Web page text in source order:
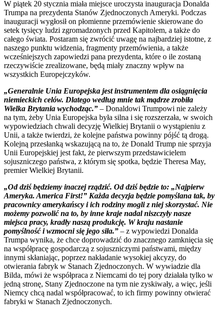
W piątek 20 stycznia miała miejsce uroczysta inauguracja Donalda
Trumpa na prezydenta Stanów Zjednoczonych Ameryki. Podczas
inauguracji wygłosił on płomienne przemówienie skierowane do
setek tysięcy ludzi zgromadzonych przed Kapitolem, a także do
całego świata. Postaram się zwrócić uwagę na najbardziej istotne, z
naszego punktu widzenia, fragmenty przemówienia, a także
wcześniejszych zapowiedzi pana prezydenta, które o ile zostaną
rzeczywiście zrealizowane, będą miały znaczny wpływ na
wszystkich Europejczyków.
„Generalnie Unia Europejska jest instrumentem dla osiągnięcia
niemieckich celów. Dlatego według mnie tak mądrze zrobiła
Wielka Brytania wychodząc.” – Donaldowi Trumpowi nie zależy
na tym, żeby Unia Europejska była silna i się rozszerzała, w swoich
wypowiedziach chwali decyzję Wielkiej Brytanii o wystąpieniu z
Unii, a także twierdzi, że kolejne państwa powinny pójść tą drogą.
Kolejną przesłanką wskazującą na to, że Donald Trump nie sprzyja
Unii Europejskiej jest fakt, że pierwszym przedstawicielem
sojuszniczego państwa, z którym się spotka, będzie Theresa May,
premier Wielkiej Brytanii.
„Od dziś będziemy inaczej rządzić. Od dziś będzie to: „Najpierw
Ameryka. America First!” Każda decyzja będzie pomyślana tak, by
pracownicy amerykańscy i ich rodziny mogli z niej skorzystać. Nie
możemy pozwolić na to, by inne kraje nadal niszczyły nasze
miejsca pracy, kradły naszą produkcję. W kraju nastanie
pomyślność i wzmocni się jego siła.” – z wypowiedzi Donalda
Trumpa wynika, że chce doprowadzić do znacznego zamknięcia się
na współpracę gospodarczą z sojuszniczymi państwami, między
innymi skłaniając, poprzez nakładanie wysokiej akcyzy, do
otwierania fabryk w Stanach Zjednoczonych. W wywiadzie dla
Bilda, mówi że współpraca z Niemcami do tej pory działała tylko w
jedną stronę, Stany Zjednoczone na tym nie zyskiwały, a więc, jeśli
Niemcy chcą nadal współpracować, to ich firmy powinny otwierać
fabryki w Stanach Zjednoczonych.